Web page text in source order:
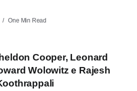
One Min Read
Cooper, Leonard
Wolowitz e Rajesh